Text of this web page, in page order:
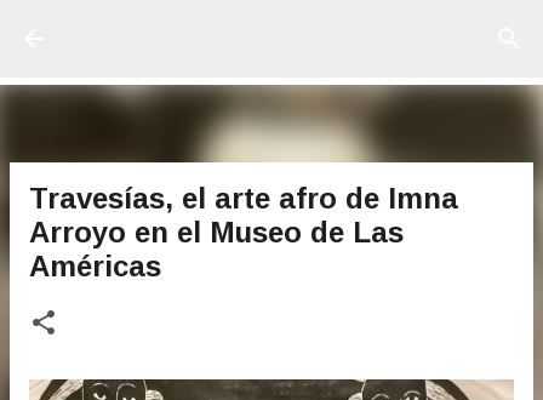
Travesías, el arte afro de Imna
Arroyo en el Museo de Las
Américas